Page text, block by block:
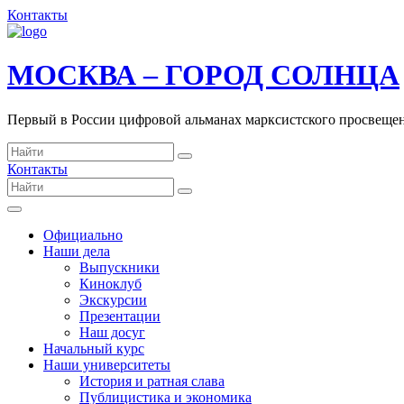
Контакты
МОСКВА – ГОРОД СОЛНЦА
Первый в России цифровой альманах марксистского
Контакты
Официально
Наши дела
Выпускники
Киноклуб
Экскурсии
Презентации
Наш досуг
Начальный курс
Наши университеты
История и ратная слава
Публицистика и экономика